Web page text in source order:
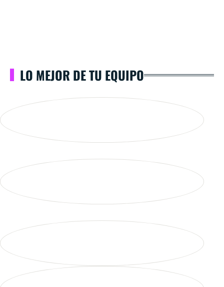
LO MEJOR DE TU EQUIPO